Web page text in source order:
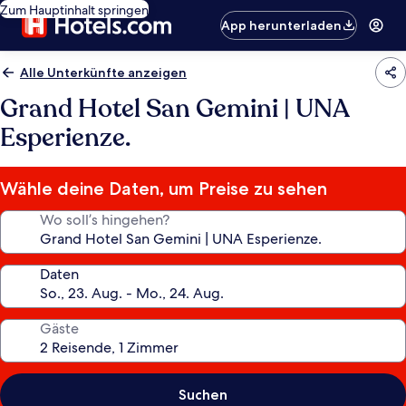
Zum Hauptinhalt springen
App herunterladen
Alle Unterkünfte anzeigen
Grand Hotel San Gemini | UNA
Esperienze.
Wähle deine Daten, um Preise zu sehen
Wo soll’s hingehen?
Daten
Gäste
Suchen